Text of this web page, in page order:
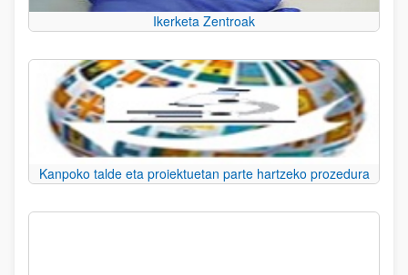
Ikerketa Zentroak
Kanpoko talde eta proiektuetan parte hartzeko prozedura